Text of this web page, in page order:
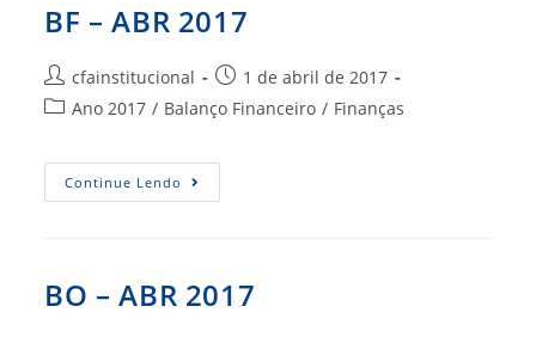
BF – ABR 2017
Autor
do
cfainstitucional
Post
publicado:
1 de abril de 2017
Categoria
post:
Ano 2017 / Balanço Financeiro / Finanças
Continue Lendo BF
–
BO – ABR 2017